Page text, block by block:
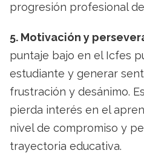
progresión profesional
5. Motivación y
puntaje bajo en el Icfes
estudiante y generar
frustración y desánimo.
pierda interés en el
nivel de compromiso y
trayectoria educativa.